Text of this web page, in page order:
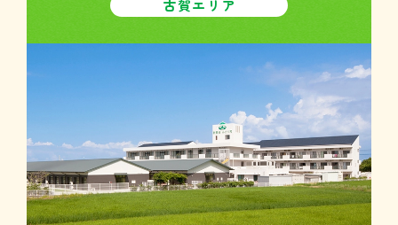
サイトマップ
お問い合わせ
古賀エリア